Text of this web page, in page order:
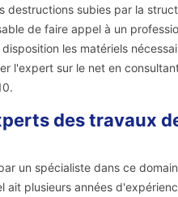
destructions subies par la
de faire appel à un
les matériels
l'expert sur le net en
des travaux
un spécialiste dans ce
plusieurs années